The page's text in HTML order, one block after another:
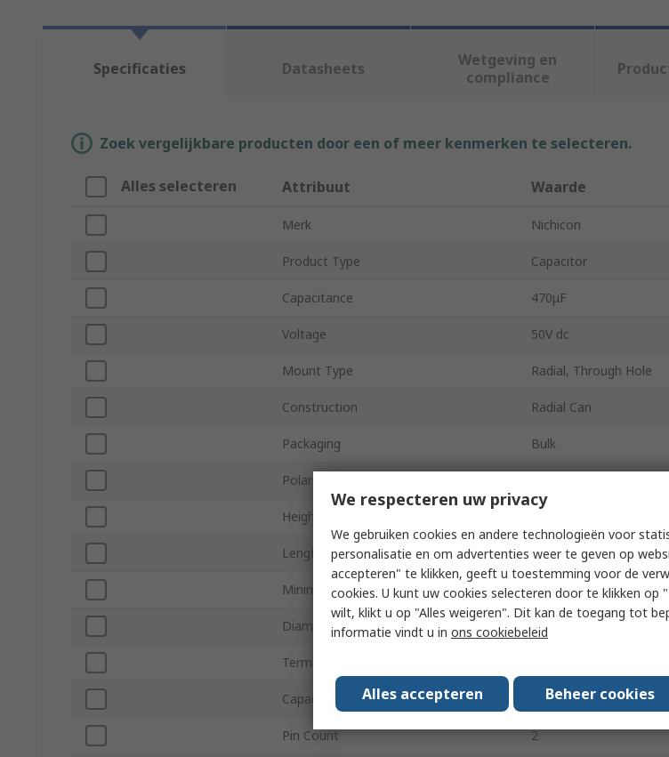
Specificaties Datasheets
Wetgeving en
compliance
Zoek vergelijkbare producten door een of meer kenmerken te selecteren.
Alles selecteren Attribuut Waarde
Merk Nichicon
Product Type Capacitor
Capacitance 470μF
Voltage 50V dc
Mount Type Radial, Through Hole
Construction Radial Can
Packaging Bulk
Polarity
Height
Length 20mm
Minimum Operating Temperature -40°C
Diameter 12.5mm
Termination Type
Capacitor Ripple Current 760mA
Pin Count 2
We respecteren uw privacy
We gebruiken cookies en andere technologieën voor
personalisatie en om advertenties weer te geven op
accepteren" te klikken, geeft u toestemming voor de
cookies. U kunt uw cookies selecteren door te klikken op
wilt, klikt u op "Alles weigeren". Dit kan de toegang tot
informatie vindt u in ons cookiebeleid
Alles accepteren Beheer cookies